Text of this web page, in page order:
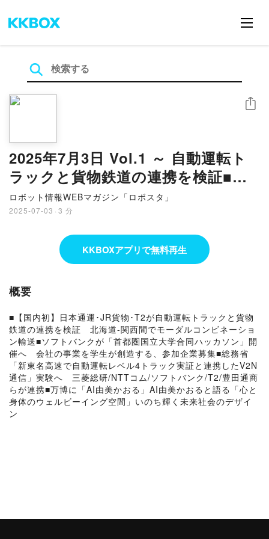
2025年7月3日 Vol.1 ～ 自動運転ト
ラックと貨物鉄道の連携を検証■ソ
フトバンク「首都圏国立大学合同ハ
ッカソン」開催へ ほか
ロボット情報WEBマガジン「ロボスタ」
2025-07-03 · 3 分
シェア
KKBOXアプリで無料再生
概要
■【国内初】日本通運･JR貨物･T2が自動運転トラックと貨物
鉄道の連携を検証 北海道-関西間でモーダルコンビネーショ
ン輸送■ソフトバンクが「首都圏国立大学合同ハッカソン」開
催へ 会社の事業を学生が創造する、参加企業募集■総務省
「新東名高速で自動運転レベル4トラック実証と連携したV2N
通信」実験へ 三菱総研/NTTコム/ソフトバンク/T2/豊田通商
らが連携■万博に「AI由美かおる」AI由美かおると語る「心と
身体のウェルビーイング空間」いのち輝く未来社会のデザイ
ン